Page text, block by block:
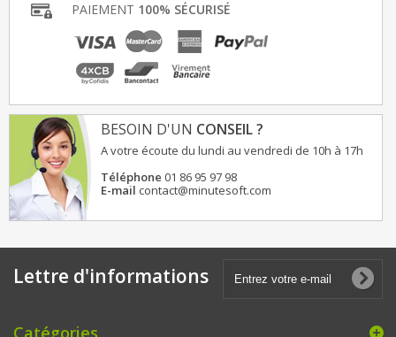
PAIEMENT 100% SÉCURISÉ
BESOIN D'UN CONSEIL ?
A votre écoute du lundi au vendredi de 10h à 17h
Téléphone 01 86 95 97 98
E-mail contact@minutesoft.com
Lettre d'informations